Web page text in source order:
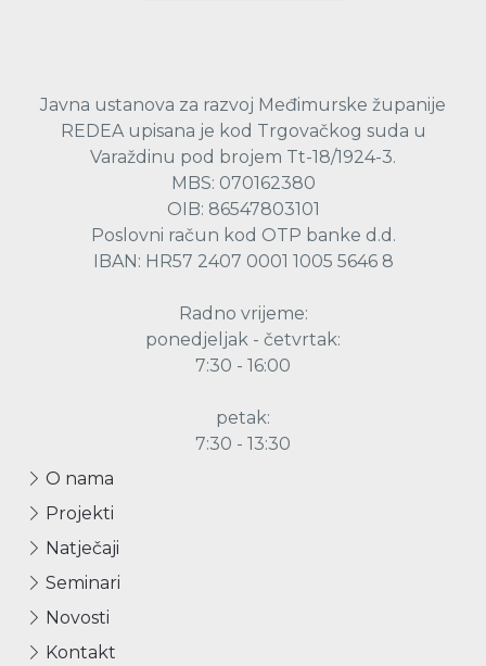
Javna ustanova za razvoj Međimurske županije
REDEA upisana je kod Trgovačkog suda u
Varaždinu pod brojem Tt-18/1924-3.
MBS: 070162380
OIB: 86547803101
Poslovni račun kod OTP banke d.d.
IBAN: HR57 2407 0001 1005 5646 8
Radno vrijeme:
ponedjeljak - četvrtak:
7:30 - 16:00
petak:
7:30 - 13:30
O nama
Projekti
Natječaji
Seminari
Novosti
Kontakt